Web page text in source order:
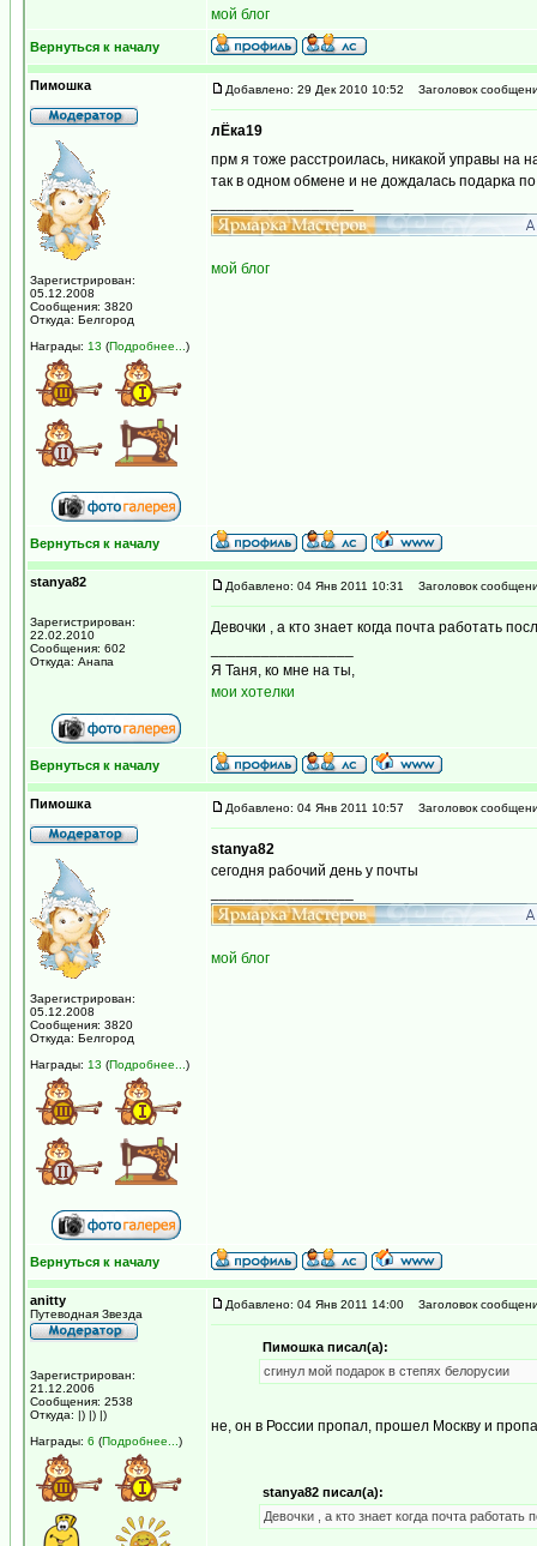
мой блог
Вернуться к началу
Пимошка
Зарегистрирован:
05.12.2008
Сообщения: 3820
Откуда: Белгород
Награды: 13 (Подробнее... )
Добавлено: 29 Дек 2010 10:52 Заголовок
лЁка19
прм я тоже расстроилась, никакой управы на
так в одном обмене и не дождалась подарка
мой блог
Вернуться к началу
stanya82
Зарегистрирован:
22.02.2010
Сообщения: 602
Откуда: Анапа
Добавлено: 04 Янв 2011 10:31 Заголовок
Девочки , а кто знает когда почта работать
Я Таня, ко мне на ты,
мои хотелки
Вернуться к началу
Пимошка
Зарегистрирован:
05.12.2008
Сообщения: 3820
Откуда: Белгород
Награды: 13 (Подробнее... )
Добавлено: 04 Янв 2011 10:57 Заголовок
stanya82
сегодня рабочий день у почты
мой блог
Вернуться к началу
anitty
Путеводная Звезда
Зарегистрирован:
21.12.2006
Сообщения: 2538
Откуда: |) |) |)
Награды: 6 (Подробнее... )
Добавлено: 04 Янв 2011 14:00 Заголовок
Пимошка писал(а):
сгинул мой подарок в степях белорусии
не, он в России пропал, прошел Москву и
stanya82 писал(а):
Девочки , а кто знает когда почта